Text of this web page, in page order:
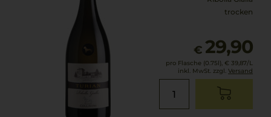
trocken
€ 29,90
pro Flasche (0.75l), € 39,87/L
inkl. MwSt. zzgl. Versand